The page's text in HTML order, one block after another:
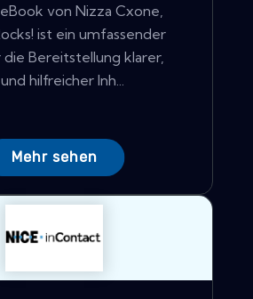
von Nizza Cxone,
ist ein umfassender
Bereitstellung klarer,
hilfreicher Inh...
Mehr sehen